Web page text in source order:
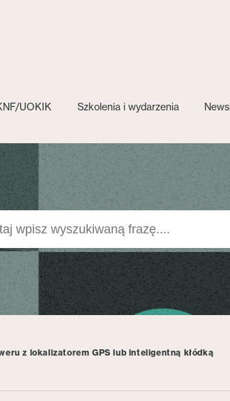
UOKIK Szkolenia i wydarzenia
z lokalizatorem GPS lub inteligentną kłódką